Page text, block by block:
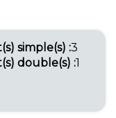
simple(s) :3
double(s) :1